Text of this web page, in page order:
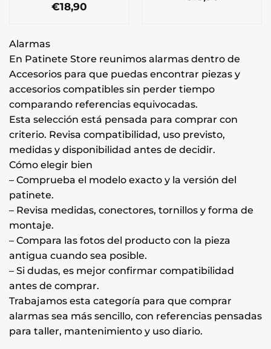
€18,90
Alarmas
En Patinete Store reunimos alarmas dentro de
Accesorios para que puedas encontrar piezas y
accesorios compatibles sin perder tiempo
comparando referencias equivocadas.
Esta selección está pensada para comprar con
criterio. Revisa compatibilidad, uso previsto,
medidas y disponibilidad antes de decidir.
Cómo elegir bien
– Comprueba el modelo exacto y la versión del
patinete.
– Revisa medidas, conectores, tornillos y forma de
montaje.
– Compara las fotos del producto con la pieza
antigua cuando sea posible.
– Si dudas, es mejor confirmar compatibilidad
antes de comprar.
Trabajamos esta categoría para que comprar
alarmas sea más sencillo, con referencias pensadas
para taller, mantenimiento y uso diario.